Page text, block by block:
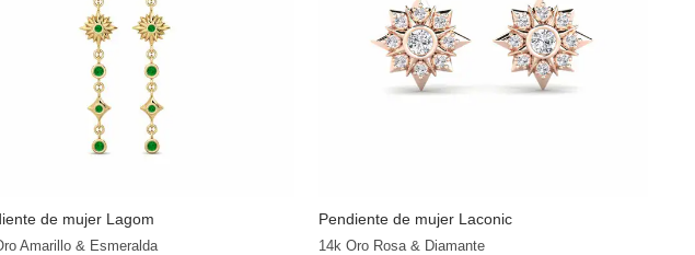
de mujer Lagom
Amarillo & Esmeralda
Pendiente de mujer Laconic
14k Oro Rosa & Diamante